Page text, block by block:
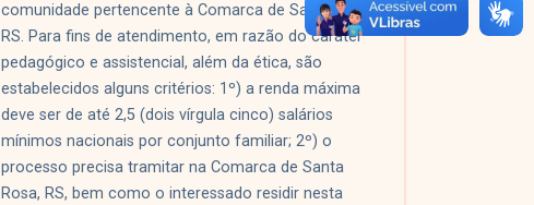
comunidade pertencente à Comarca de Santa Rosa,
RS. Para fins de atendimento, em razão do caráter
pedagógico e assistencial, além da ética, são
estabelecidos alguns critérios: 1º) a renda máxima
deve ser de até 2,5 (dois vírgula cinco) salários
mínimos nacionais por conjunto familiar; 2º) o
processo precisa tramitar na Comarca de Santa
Rosa, RS, bem como o interessado residir nesta